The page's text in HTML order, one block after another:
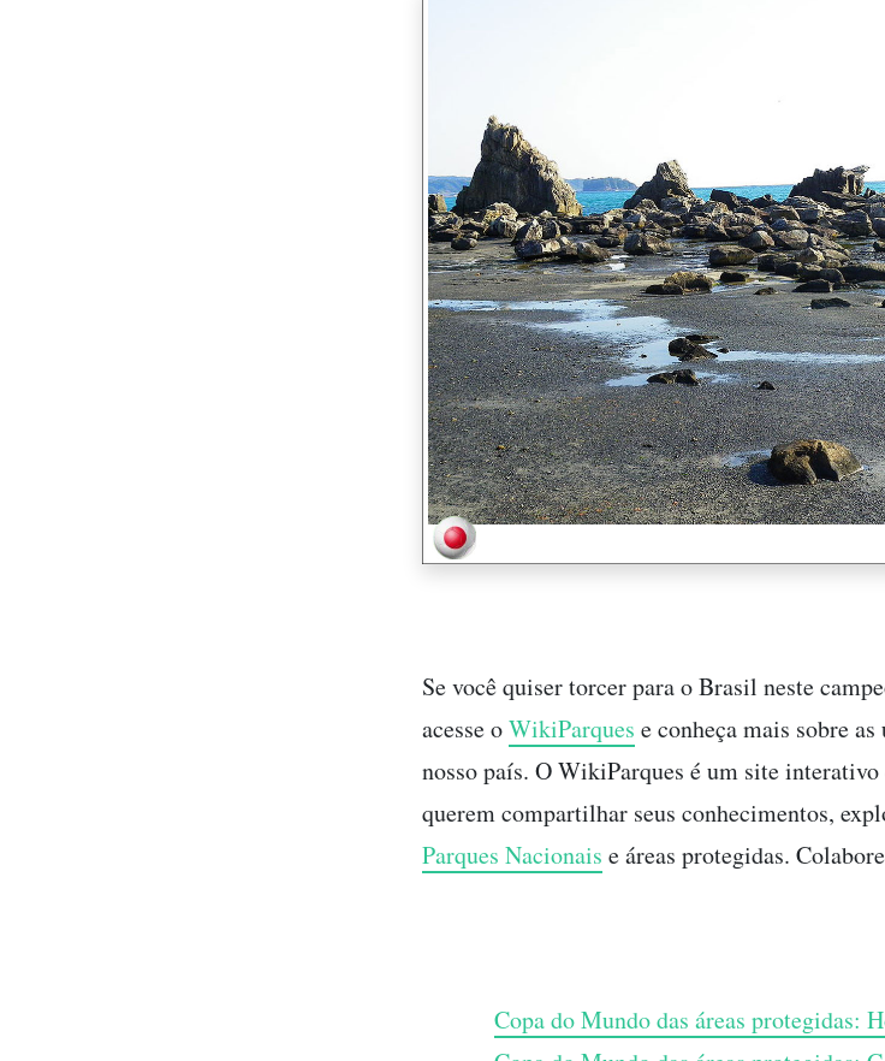
Se você quiser torcer para o Brasil neste
acesse oWikiParques e conheça mais sobre
nosso país. O WikiParques é um site interativo
querem compartilhar seus conhecimentos,
Parques Nacionais e áreas protegidas.
Copa do Mundo das áreas protegidas: